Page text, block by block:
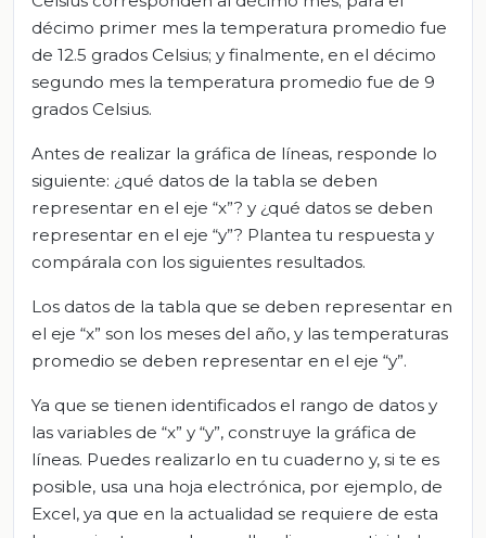
décimo primer mes la temperatura promedio fue
de 12.5 grados Celsius; y finalmente, en el décimo
segundo mes la temperatura promedio fue de 9
grados Celsius.
Antes de realizar la gráfica de líneas, responde lo
siguiente: ¿qué datos de la tabla se deben
representar en el eje “x”? y ¿qué datos se deben
representar en el eje “y”? Plantea tu respuesta y
compárala con los siguientes resultados.
Los datos de la tabla que se deben representar en
el eje “x” son los meses del año, y las temperaturas
promedio se deben representar en el eje “y”.
Ya que se tienen identificados el rango de datos y
las variables de “x” y “y”, construye la gráfica de
líneas. Puedes realizarlo en tu cuaderno y, si te es
posible, usa una hoja electrónica, por ejemplo, de
Excel, ya que en la actualidad se requiere de esta